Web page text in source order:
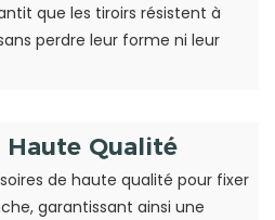
que les tiroirs résistent à
perdre leur forme ni leur
Haute Qualité
de haute qualité pour fixer
garantissant ainsi une